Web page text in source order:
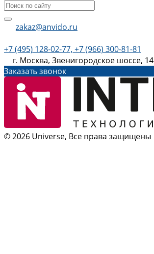
zakaz@anvido.ru
+7 (495) 128-02-77, +7 (966) 300-81-81
г. Москва, Звенигородское шоссе, 14
Заказать звонок
© 2026 Universe, Все права защищены